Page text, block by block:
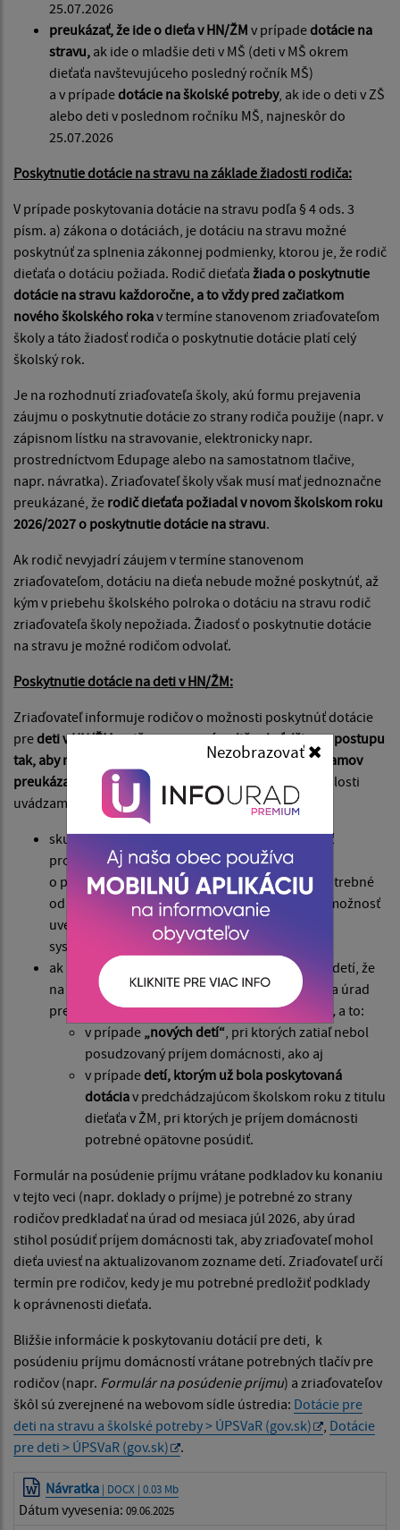
Nezobrazovať
25.07.2026
preukázať, že ide o dieťa v HN/ŽM v prípadedotácie na
stravu, ak ide o mladšie deti v MŠ (deti v MŠ okrem
dieťaťa navštevujúceho posledný ročník MŠ)
a v prípadedotácie na školské potreby, ak ide o deti v ZŠ
alebo deti v poslednom ročníku MŠ, najneskôr do
25.07.2026
Poskytnutie dotácie na stravu na základe žiadosti rodiča:
V prípade poskytovania dotácie na stravu podľa § 4 ods. 3
písm. a) zákona o dotáciách, je dotáciu na stravu možné
poskytnúť za splnenia zákonnej podmienky, ktorou je, že rodič
dieťaťa o dotáciu požiada. Rodič dieťaťa žiada o poskytnutie
dotácie na stravu každoročne, a to vždy pred začiatkom
nového školského rokav termíne stanovenom zriaďovateľom
školy a táto žiadosť rodiča o poskytnutie dotácie platí celý
školský rok.
Je na rozhodnutí zriaďovateľa školy, akú formu prejavenia
záujmu o poskytnutie dotácie zo strany rodiča použije (napr. v
zápisnom lístku na stravovanie, elektronicky napr.
prostredníctvom Edupage alebo na samostatnom tlačive,
napr. návratka). Zriaďovateľ školy však musí mať jednoznačne
preukázané, že rodič dieťaťa požiadal v novom školskom roku
2026/2027 o poskytnutie dotácie na stravu.
Ak rodič nevyjadrí záujem v termíne stanovenom
zriaďovateľom, dotáciu na dieťa nebude možné poskytnúť, až
kým v priebehu školského polroka o dotáciu na stravu rodič
zriaďovateľa školy nepožiada. Žiadosť o poskytnutie dotácie
na stravu je možné rodičom odvolať.
Poskytnutie dotácie na deti v HN/ŽM:
Zriaďovateľ informuje rodičov o možnosti poskytnúť dotácie
predeti v HN/ŽM, pričom usmerní rodičov k ďalšiemu postupu
tak, aby mal v čase predloženia aktualizovaných zoznamov
preukázané,
že ide o dieťa v HN alebo ŽM
. V tejto súvislosti
uvádzame, že:
skutočnosť, či ide odieťa v HNje možné si overiť
prostredníctvom portálu Over Si, t.j. potvrdenie
o poskytovaní pomoci v hmotnej núdzi nie je potrebné
od rodiča dieťaťa vyžadovať, ak má zriaďovateľ možnosť
uvedené overiť prostredníctvom informačných
systémov,
ak ide o
dieťa v ŽM
zriaďovateľ usmerní rodičov detí, že
na posúdenie príjmu domácnosti je potrebné na úrad
predložiť tlačivoFormulár na posúdenie príjmu, a to:
v prípade „nových detí“ , pri ktorých zatiaľ nebol
posudzovaný príjem domácnosti, ako aj
v prípadedetí, ktorým už bola poskytovaná
dotáciav predchádzajúcom školskom roku z titulu
dieťaťa v ŽM, pri ktorých je príjem domácnosti
potrebné opätovne posúdiť.
Formulár na posúdenie príjmu vrátane podkladov ku konaniu
v tejto veci (napr. doklady o príjme) je potrebné zo strany
rodičov predkladať na úrad od mesiaca júl 2026, aby úrad
stihol posúdiť príjem domácnosti tak, aby zriaďovateľ mohol
dieťa uviesť na aktualizovanom zozname detí. Zriaďovateľ určí
termín pre rodičov, kedy je mu potrebné predložiť podklady
k oprávnenosti dieťaťa.
Bližšie informácie k poskytovaniu dotácií pre deti, k
posúdeniu príjmu domácností vrátane potrebných tlačív pre
rodičov (napr. Formulár na posúdenie príjmu) a zriaďovateľov
škôl sú zverejnené na webovom sídle ústredia: Dotácie pre
deti na stravu a školské potreby > ÚPSVaR (gov.sk)
Dotácie
pre deti > ÚPSVaR (gov.sk)
.
Návratka | DOCX | 0.03 Mb
Dátum vyvesenia: 09.06.2025